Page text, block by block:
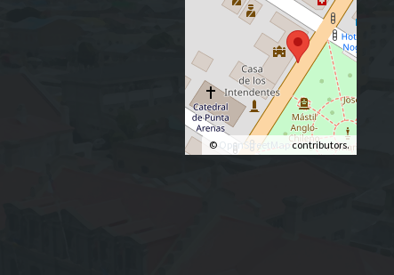
© OpenStreetMapcontributors.